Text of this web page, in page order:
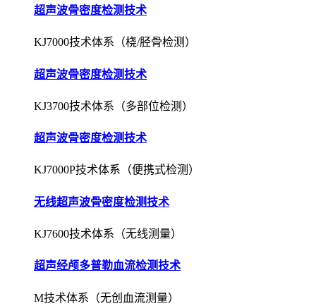
超声波骨密度检测技术
KJ7000技术体系（桡/胫骨检测）
超声波骨密度检测技术
KJ3700技术体系（多部位检测）
超声波骨密度检测技术
KJ7000P技术体系（便携式检测）
无线超声波骨密度检测技术
KJ7600技术体系（无线测量）
超声经颅多普勒血流检测技术
M技术体系（无创血流测量）